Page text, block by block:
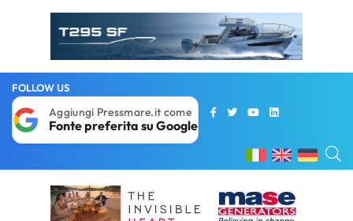
FOLLOW US
Aggiungi Pressmare.it come
Fonte preferita su Google